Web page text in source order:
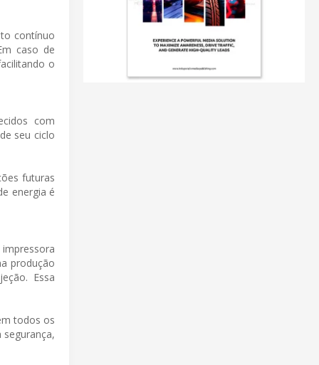
contínuo
caso de
o
com
seu ciclo
futuras
energia é
produção
Essa
todos os